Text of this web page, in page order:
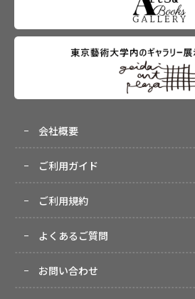
会社概要
ご利用ガイド
ご利用規約
よくあるご質問
お問い合わせ